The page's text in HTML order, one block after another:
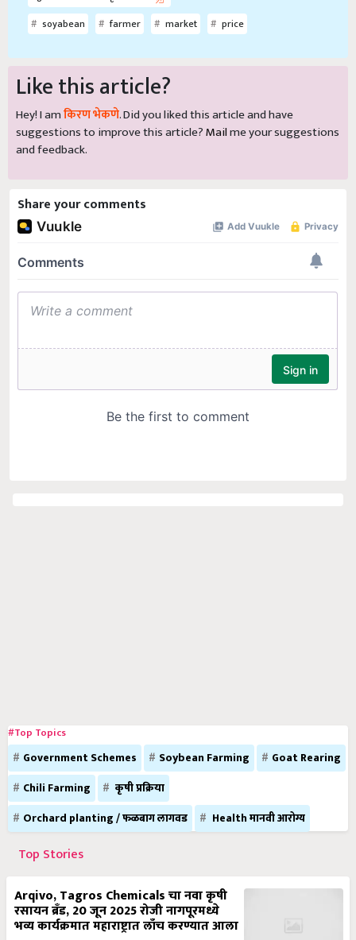
soyabean
farmer market price
Like this article?
Hey! I amकिरण भेकणे. Did you liked this article and have
suggestions to improve this article?Mailme your suggestions
and feedback.
Share your comments
#Top Topics
Government Schemes Soybean Farming
Goat Rearing
Chili Farming
कृषी प्रक्रिया
Orchard planting / फळबाग लागवड
Health मानवी आरोग्य
Top Stories
Arqivo, Tagros Chemicals चा नवा कृषी
रसायन ब्रँड, 20 जून 2025 रोजी नागपूरमध्ये
भव्य कार्यक्रमात महाराष्ट्रात लाँच करण्यात आला